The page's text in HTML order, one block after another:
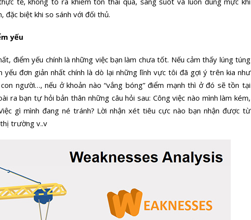
đặc biệt khi so sánh với đối thủ.
yếu
điểm yếu chính là những việc bạn làm chưa tốt. Nếu cảm thấy lúng túng
yếu đơn giản nhất chính là dò lại những lĩnh vực tôi đã gợi ý trên kia như
người…, nếu ở khoản nào “vắng bóng” điểm mạnh thì ở đó sẽ tồn tại
ra bạn tự hỏi bản thân những câu hỏi sau: Công việc nào mình làm kém,
gì mình đang né tránh? Lời nhận xét tiêu cực nào bạn nhận được từ
trường v..v